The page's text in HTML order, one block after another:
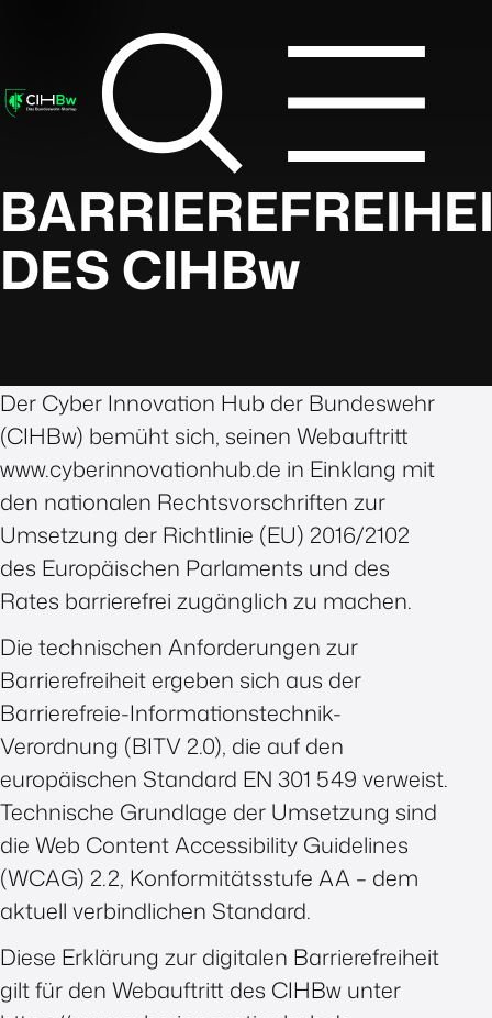
DESCIHBw
Der Cyber Innovation Hub der Bundeswehr
(CIHBw) bemüht sich, seinen Webauftritt
www.cyberinnovationhub.de in Einklang mit
den nationalen Rechtsvorschriften zur
Umsetzung der Richtlinie (EU) 2016/2102
des Europäischen Parlaments und des
Rates barrierefrei zugänglich zu machen.
Die technischen Anforderungen zur
Barrierefreiheit ergeben sich aus der
Barrierefreie-Informationstechnik-
Verordnung (BITV 2.0), die auf den
europäischen Standard EN 301 549 verweist.
Technische Grundlage der Umsetzung sind
die Web Content Accessibility Guidelines
(WCAG) 2.2, Konformitätsstufe AA – dem
aktuell verbindlichen Standard.
Diese Erklärung zur digitalen Barrierefreiheit
gilt für den Webauftritt des CIHBw unter